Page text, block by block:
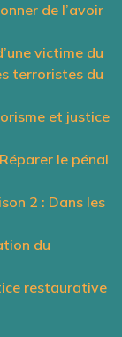
de l’avoir
victime du
terroristes du
et justice
le pénal
2 : Dans les
du
restaurative